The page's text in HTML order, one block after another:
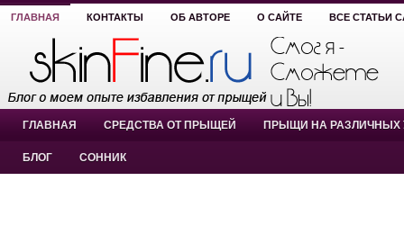
ГЛАВНАЯ КОНТАКТЫ ОБ АВТОРЕ О САЙТЕ ВСЕ СТАТЬИ
ГЛАВНАЯ СРЕДСТВА ОТ ПРЫЩЕЙ ПРЫЩИ НА РАЗЛИЧНЫХ
БЛОГ СОННИК